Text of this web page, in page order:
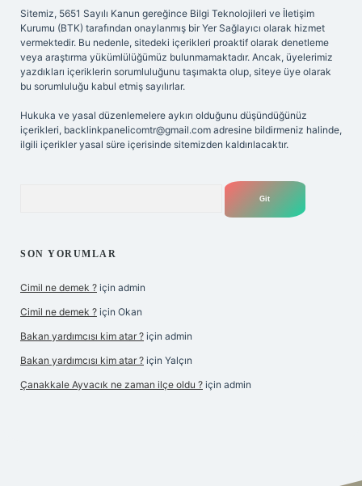
Sitemiz, 5651 Sayılı Kanun gereğince Bilgi Teknolojileri ve İletişim
Kurumu (BTK) tarafından onaylanmış bir Yer Sağlayıcı olarak hizmet
vermektedir. Bu nedenle, sitedeki içerikleri proaktif olarak denetleme
veya araştırma yükümlülüğümüz bulunmamaktadır. Ancak, üyelerimiz
yazdıkları içeriklerin sorumluluğunu taşımakta olup, siteye üye olarak
bu sorumluluğu kabul etmiş sayılırlar.
Hukuka ve yasal düzenlemelere aykırı olduğunu düşündüğünüz
içerikleri, backlinkpanelicomtr@gmail.com adresine bildirmeniz halinde,
ilgili içerikler yasal süre içerisinde sitemizden kaldırılacaktır.
SON YORUMLAR
Cimil ne demek ? için admin
Cimil ne demek ? için Okan
Bakan yardımcısı kim atar ? için admin
Bakan yardımcısı kim atar ? için Yalçın
Çanakkale Ayvacık ne zaman ilçe oldu ? için admin